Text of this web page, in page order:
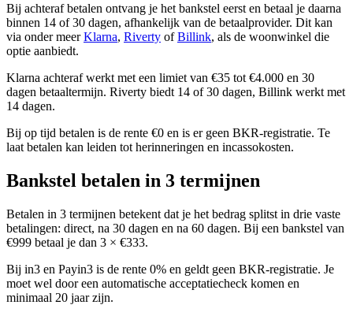
Bij achteraf betalen ontvang je het bankstel eerst en betaal je daarna
binnen 14 of 30 dagen, afhankelijk van de betaalprovider. Dit kan
via onder meerKlarna, Riverty ofBillink, als de woonwinkel die
optie aanbiedt.
Klarna achteraf werkt met een limiet van €35 tot €4.000 en 30
dagen betaaltermijn. Riverty biedt 14 of 30 dagen, Billink werkt met
14 dagen.
Bij op tijd betalen is de rente €0 en is er geen BKR-registratie. Te
laat betalen kan leiden tot herinneringen en incassokosten.
Bankstel betalen in 3 termijnen
Betalen in 3 termijnen betekent dat je het bedrag splitst in drie vaste
betalingen: direct, na 30 dagen en na 60 dagen. Bij een bankstel van
€999 betaal je dan 3 × €333.
Bij in3 en Payin3 is de rente 0% en geldt geen BKR-registratie. Je
moet wel door een automatische acceptatiecheck komen en
minimaal 20 jaar zijn.